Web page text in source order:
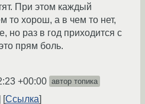
При этом каждый
то хорош, а в чем то нет,
но раз в год приходится с
прям боль.
+00:00 автор топика
Ссылка